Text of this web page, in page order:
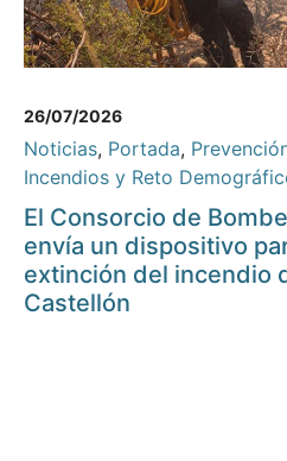
26/07/2026
Noticias, Portada,
Incendios y Reto
El Consorcio de
envía un dispositivo
extinción del incendio
Castellón